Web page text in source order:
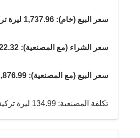
سعر البيع (خام): 1,737.96 ليرة تركية
سعر الشراء (مع المصنعية): 1,822.32 ليرة تركية
سعر البيع (مع المصنعية): 1,876.99 ليرة تركية
تكلفة المصنعية: 134.99 ليرة تركية